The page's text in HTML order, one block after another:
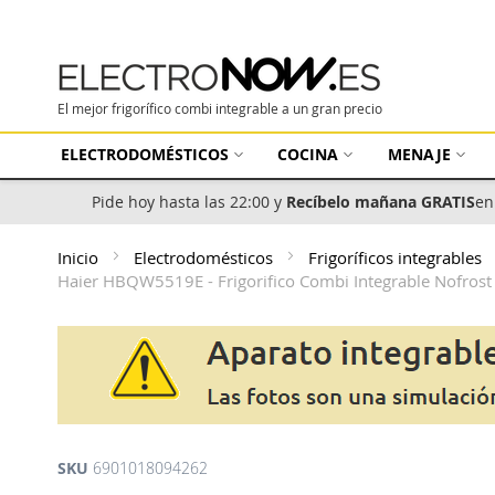
El mejor frigorífico combi integrable a un gran precio
ELECTRODOMÉSTICOS COCINA MENAJE
Pide hoy hasta las 22:00 y Recíbelo mañana GRATIS
Inicio Electrodomésticos Frigoríficos integrables
Haier HBQW5519E - Frigorifico Combi Integrable
SKU 6901018094262